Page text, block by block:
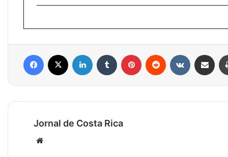
Facebook Linkedin Tumblr Pinterest Reddit Compartilhar via e-mail
Jornal de Costa Rica